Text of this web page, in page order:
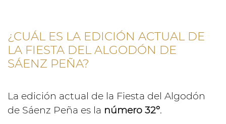
¿CUÁL ES LA EDICIÓN ACTUAL DE
LA FIESTA DEL ALGODÓN DE
SÁENZ PEÑA?
La edición actual de la Fiesta del Algodón
de Sáenz Peña es la número 32º.